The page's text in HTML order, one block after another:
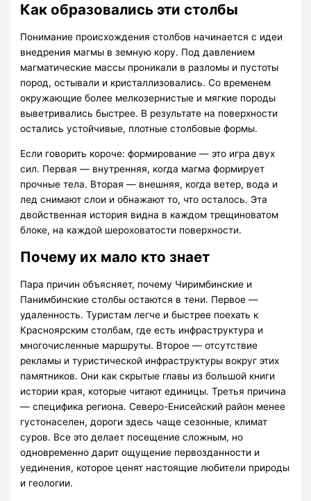
Как образовались эти столбы
Понимание происхождения столбов начинается с идеи
внедрения магмы в земную кору. Под давлением
магматические массы проникали в разломы и пустоты
пород, остывали и кристаллизовались. Со временем
окружающие более мелкозернистые и мягкие породы
выветривались быстрее. В результате на поверхности
остались устойчивые, плотные столбовые формы.
Если говорить короче: формирование — это игра двух
сил. Первая — внутренняя, когда магма формирует
прочные тела. Вторая — внешняя, когда ветер, вода и
лед снимают слои и обнажают то, что осталось. Эта
двойственная история видна в каждом трещиноватом
блоке, на каждой шероховатости поверхности.
Почему их мало кто знает
Пара причин объясняет, почему Чиримбинские и
Панимбинские столбы остаются в тени. Первое —
удаленность. Туристам легче и быстрее поехать к
Красноярским столбам, где есть инфраструктура и
многочисленные маршруты. Второе — отсутствие
рекламы и туристической инфраструктуры вокруг этих
памятников. Они как скрытые главы из большой книги
истории края, которые читают единицы. Третья причина
— специфика региона. Северо-Енисейский район менее
густонаселен, дороги здесь чаще сезонные, климат
суров. Все это делает посещение сложным, но
одновременно дарит ощущение первозданности и
уединения, которое ценят настоящие любители природы
и геологии.